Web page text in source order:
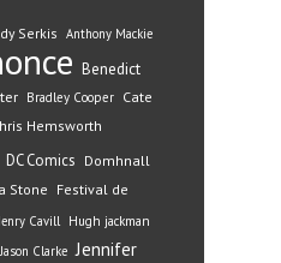
Serkis Anthony Mackie
Benedict
Bradley Cooper Cate
Hemsworth
DC Comics Domhnall
Stone
Festival de
Cavill Hugh jackman
Jason Clarke Jennifer